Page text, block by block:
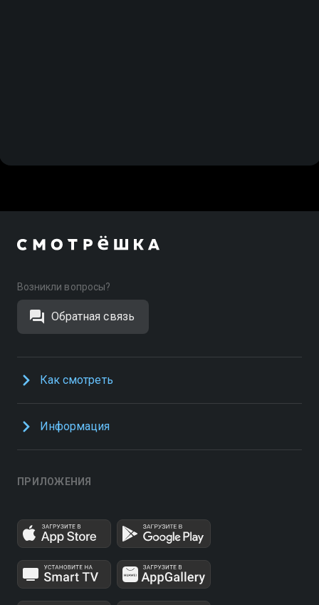
Возникли вопросы?
Обратная связь
Как смотреть
Информация
ПРИЛОЖЕНИЯ